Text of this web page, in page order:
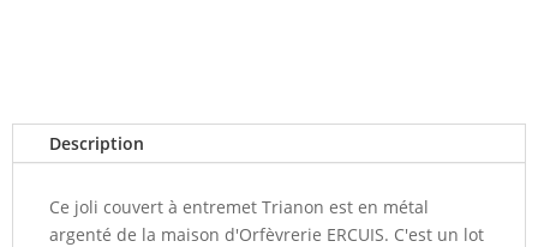
Description
Ce joli couvert à entremet Trianon est en métal
argenté de la maison d'Orfèvrerie ERCUIS. C'est un lot